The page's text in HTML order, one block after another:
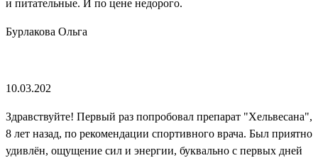
и питательные. И по цене недорого.
Бурлакова Ольга
10.03.202
Здравствуйте! Первый раз попробовал препарат "Хельвесана",
8 лет назад, по рекомендации спортивного врача. Был приятно
удивлён, ощущение сил и энергии, буквально с первых дней